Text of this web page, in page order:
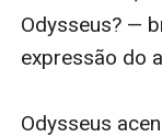
Odysseus? —
expressão do
Odysseus